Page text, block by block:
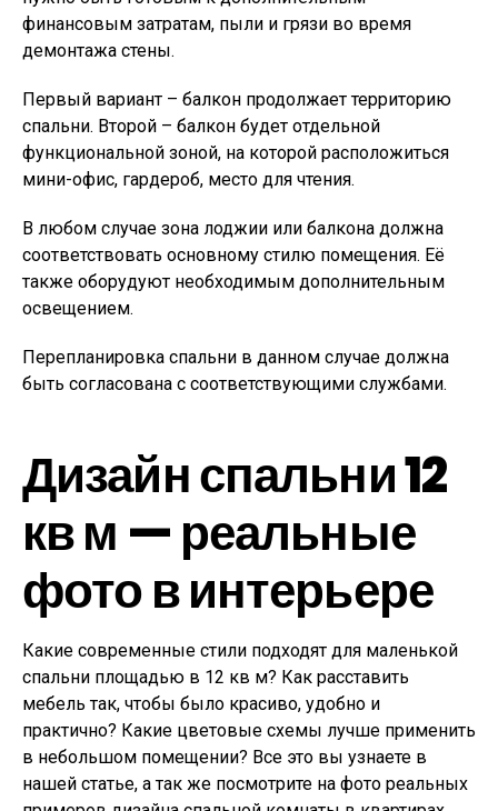
финансовым затратам, пыли и грязи во время
демонтажа стены.
Первый вариант – балкон продолжает территорию
спальни. Второй – балкон будет отдельной
функциональной зоной, на которой расположиться
мини-офис, гардероб, место для чтения.
В любом случае зона лоджии или балкона должна
соответствовать основному стилю помещения. Её
также оборудуют необходимым дополнительным
освещением.
Перепланировка спальни в данном случае должна
быть согласована с соответствующими службами.
Дизайн спальни 12
кв м — реальные
фото в интерьере
Какие современные стили подходят для маленькой
спальни площадью в 12 кв м? Как расставить
мебель так, чтобы было красиво, удобно и
практично? Какие цветовые схемы лучше применить
в небольшом помещении? Все это вы узнаете в
нашей статье, а так же посмотрите на фото реальных